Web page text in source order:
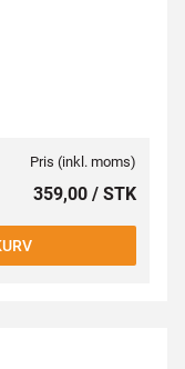
Pris (inkl. moms)
359,00 / STK